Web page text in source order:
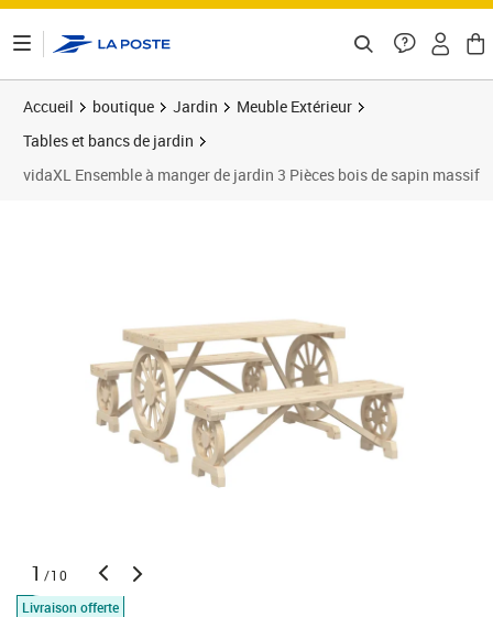
Accueil boutique Jardin
Meuble Extérieur
Tables et bancs de jardin
vidaXL Ensemble à manger de jardin 3 Pièces bois de sapin massif
1 /10
Livraison offerte